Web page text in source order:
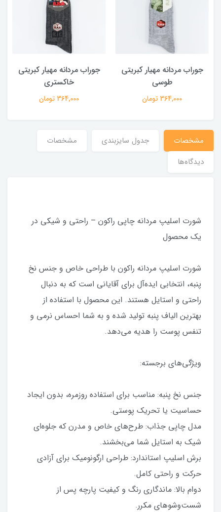
جوراب مردانه مهیار کبریتی
طوسی
364,000 تومان
جوراب مردانه مهیار کبریتی
خاکستری
364,000 تومان
مشخصات جدول سایزبندی
مشخصات
دیدگاه‌ها
شورت اسلیپ مردانه چاپی راکون – راحتی و شیکی در
یک محصول
شورت اسلیپ مردانه راکون با طراحی خاص و جنس نخ
پنبه، انتخابی ایده‌آل برای آقایانی است که به دنبال
راحتی و استایل هستند. این محصول با استفاده از
بهترین الیاف پنبه تولید شده و به شما احساس نرمی و
تنفس پوست را هدیه می‌دهد.
ویژگی‌های برجسته:
جنس نخ پنبه: مناسب برای استفاده روزمره، بدون ایجاد
حساسیت یا تحریک پوستی.
مدل چاپی جذاب: طرح‌های خاص و مدرن که جلوه‌ای
شیک به استایل شما می‌بخشند.
برش اسلیپ استاندارد: طراحی ارگونومیک برای آزادی
حرکت و راحتی کامل.
دوام بالا: ماندگاری رنگ و کیفیت پارچه پس از
شست‌وشوهای مکرر.